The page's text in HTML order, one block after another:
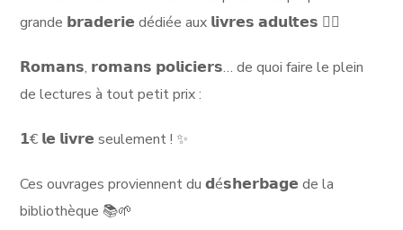
grande 𝗯𝗿𝗮𝗱𝗲𝗿𝗶𝗲 dédiée aux 𝗹𝗶𝘃𝗿𝗲𝘀 𝗮𝗱𝘂𝗹𝘁𝗲𝘀 🕵️‍♂️
𝗥𝗼𝗺𝗮𝗻𝘀, 𝗿𝗼𝗺𝗮𝗻𝘀 𝗽𝗼𝗹𝗶𝗰𝗶𝗲𝗿𝘀… de quoi faire le plein
de lectures à tout petit prix :
𝟭€ 𝗹𝗲 𝗹𝗶𝘃𝗿𝗲 seulement ! ✨
Ces ouvrages proviennent du 𝗱é𝘀𝗵𝗲𝗿𝗯𝗮𝗴𝗲 de la
bibliothèque 📚🌱